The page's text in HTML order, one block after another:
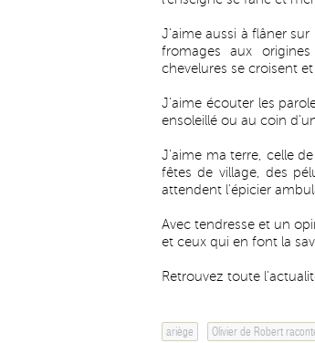
J'aime aussi à flâner
fromages aux
chevelures se croisent et
J'aime écouter les
ensoleillé ou au coin
J'aime ma terre, celle
fêtes de village, des
attendent l'épicier
Avec tendresse et un
et ceux qui en font la
Retrouvez toute
ariège Olivier de Robert